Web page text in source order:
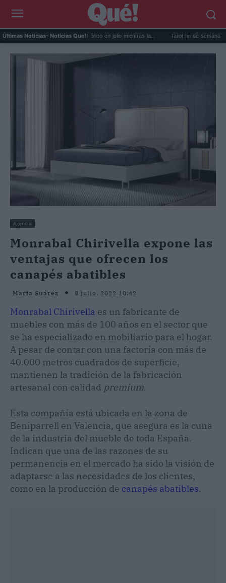
Últimas Noticias- Noticias Que!:
Paro juvenil mínimo histórico en julio mientras la... Tarot fin de semana: el
Agencia
Monrabal Chirivella expone las
ventajas que ofrecen los
canapés abatibles
Marta Suárez 8 julio, 2022 10:42
Monrabal Chirivella es un fabricante de
muebles con más de 100 años en el sector que
se ha especializado en mobiliario para el hogar.
A pesar de contar con una factoría con más de
40.000 metros cuadrados de superficie,
mantienen la tradición de la fabricación
artesanal con calidad premium.
Esta compañía está ubicada en la zona de
Beniparrell en Valencia, que asegura es la cuna
de la industria del mueble de toda España.
Indican que una de las razones de su
permanencia en el mercado ha sido la visión de
adaptarse a las necesidades de los clientes,
como en la producción de canapés abatibles.